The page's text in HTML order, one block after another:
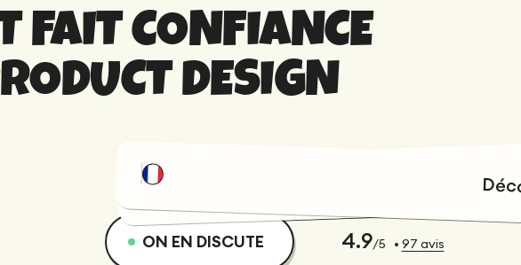
FAIT CONFIANCE
DESIGN
ON EN DISCUTE 4.9/5 • 97 avis